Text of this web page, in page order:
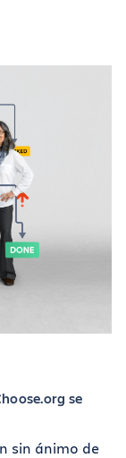
se
sin ánimo de